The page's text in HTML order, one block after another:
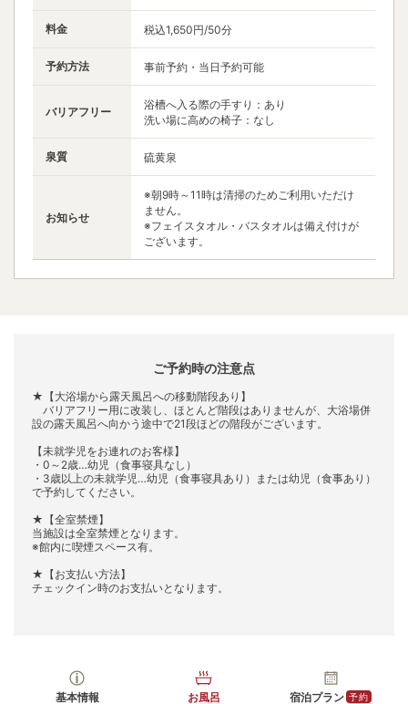
料金 税込1,650円/50分
予約方法 事前予約・当日予約可能
バリアフリー
浴槽へ入る際の手すり：あり
洗い場に高めの椅子：なし
泉質 硫黄泉
お知らせ
※朝9時～11時は清掃のためご利用いただけ
ません。
※フェイスタオル・バスタオルは備え付けが
ございます。
ご予約時の注意点
★【大浴場から露天風呂への移動階段あり】
バリアフリー用に改装し、ほとんど階段はありませんが、大浴場併
設の露天風呂へ向かう途中で21段ほどの階段がございます。
【未就学児をお連れのお客様】
・0～2歳…幼児（食事寝具なし）
・3歳以上の未就学児…幼児（食事寝具あり）または幼児（食事あり）
で予約してください。
★【全室禁煙】
当施設は全室禁煙となります。
※館内に喫煙スペース有。
★【お支払い方法】
チェックイン時のお支払いとなります。
基本情報 お風呂 宿泊プラン 予約